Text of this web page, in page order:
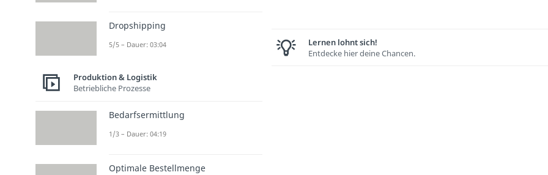
Lernen lohnt sich!
Entdecke hier deine Chancen.
Dropshipping
5/5 – Dauer: 03:04
Produktion & Logistik
Betriebliche Prozesse
Bedarfsermittlung
1/3 – Dauer: 04:19
Optimale Bestellmenge